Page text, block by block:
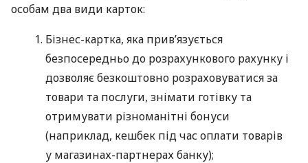
особам два види карток:
Бізнес-картка, яка прив’язується
безпосередньо до розрахункового рахунку і
дозволяє безкоштовно розраховуватися за
товари та послуги, знімати готівку та
отримувати різноманітні бонуси
(наприклад, кешбек під час оплати товарів
у магазинах-партнерах банку);